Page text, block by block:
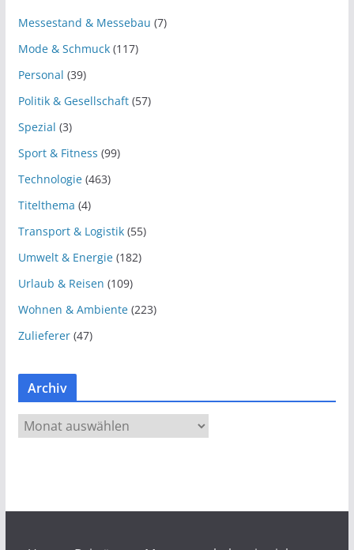
Messestand & Messebau (7)
Mode & Schmuck(117)
Personal (39)
Politik & Gesellschaft(57)
Spezial (3)
Sport & Fitness (99)
Technologie(463)
Titelthema (4)
Transport & Logistik(55)
Umwelt & Energie(182)
Urlaub & Reisen (109)
Wohnen & Ambiente(223)
Zulieferer(47)
Archiv
r